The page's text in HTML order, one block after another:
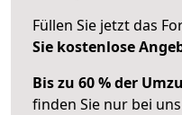
Füllen Sie jetzt das
Sie kostenlose
Bis zu 60 % der
finden Sie nur bei